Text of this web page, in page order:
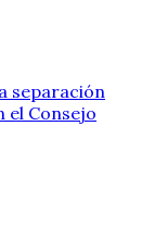
separación
el Consejo